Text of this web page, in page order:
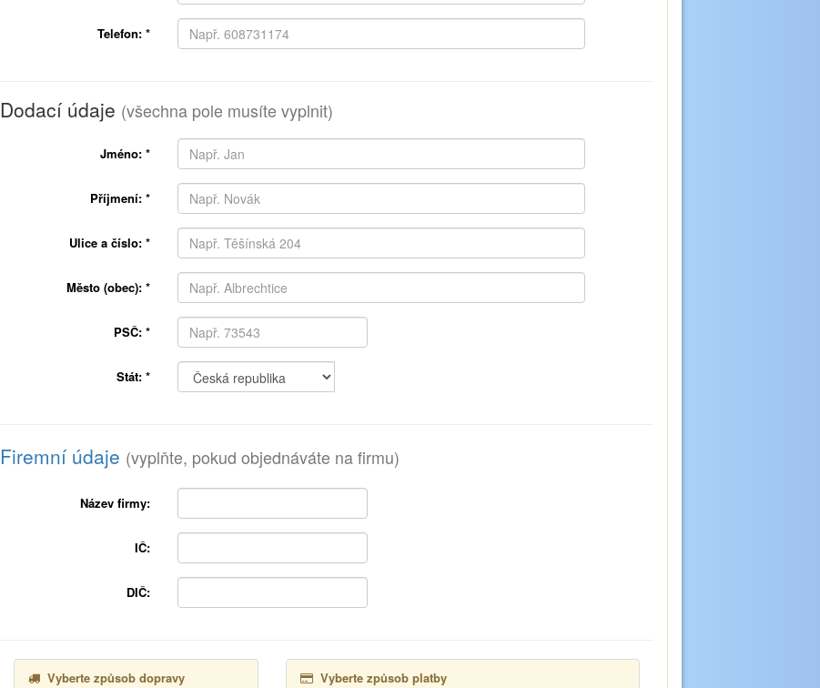
Telefon: *
Dodací údaje (všechna pole musíte vyplnit)
Jméno: *
Příjmení: *
Ulice a číslo: *
Město (obec): *
PSČ: *
Stát: *
Firemní údaje (vyplňte, pokud objednáváte na firmu)
Název firmy:
IČ:
DIČ:
Vyberte způsob dopravy Vyberte způsob platby